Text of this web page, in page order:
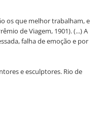
os que melhor trabalham, e
de Viagem, 1901). (...) A
falha de emoção e por
e esculptores. Rio de